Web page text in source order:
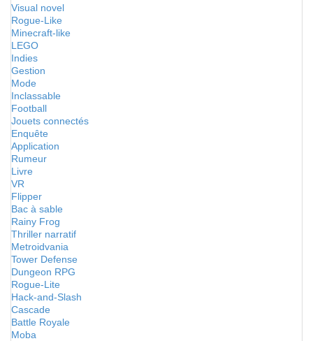
Visual novel
Rogue-Like
Minecraft-like
LEGO
Indies
Gestion
Mode
Inclassable
Football
Jouets connectés
Enquête
Application
Rumeur
Livre
VR
Flipper
Bac à sable
Rainy Frog
Thriller narratif
Metroidvania
Tower Defense
Dungeon RPG
Rogue-Lite
Hack-and-Slash
Cascade
Battle Royale
Moba